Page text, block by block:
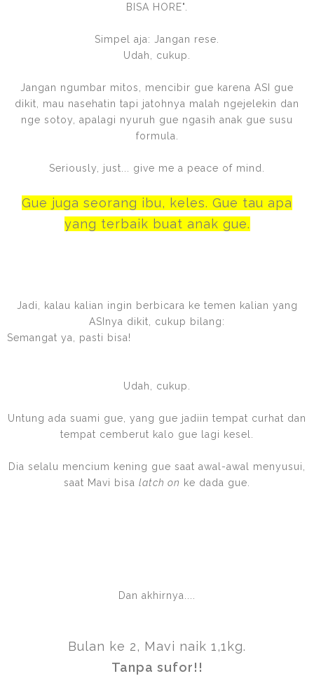
BISA HORE".
Simpel aja: Jangan rese.
Udah, cukup.
Jangan ngumbar mitos, mencibir gue karena ASI gue
dikit, mau nasehatin tapi jatohnya malah ngejelekin dan
nge sotoy, apalagi nyuruh gue ngasih anak gue susu
formula.
Seriously, just... give me a peace of mind.
Gue juga seorang ibu, keles. Gue tau apa
yang terbaik buat anak gue.
Jadi, kalau kalian ingin berbicara ke temen kalian yang
ASInya dikit, cukup bilang:
Semangat ya, pasti bisa!
Udah, cukup.
Untung ada suami gue, yang gue jadiin tempat curhat dan
tempat cemberut kalo gue lagi kesel.
Dia selalu mencium kening gue saat awal-awal menyusui,
saat Mavi bisa latch on ke dada gue.
Dan akhirnya....
Bulan ke 2, Mavi naik 1,1kg.
Tanpa sufor!!